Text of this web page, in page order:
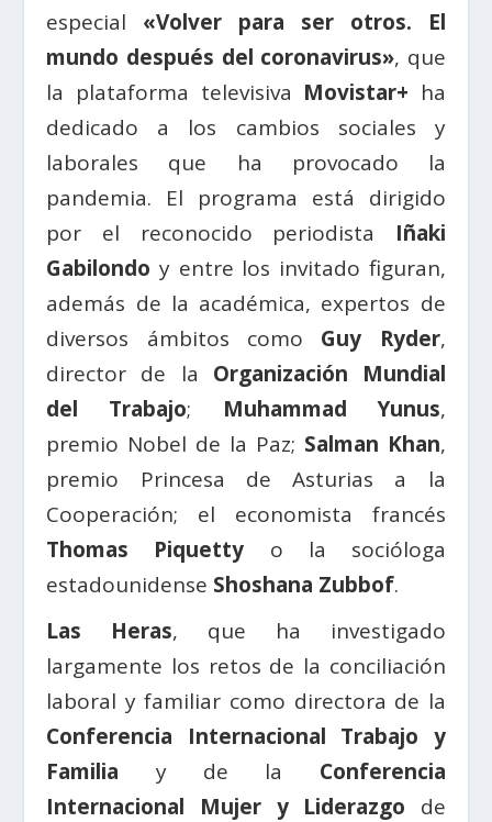
especial «Volver para ser otros. El
mundo después del coronavirus», que
la plataforma televisiva Movistar+ ha
dedicado a los cambios sociales y
laborales que ha provocado la
pandemia. El programa está dirigido
por el reconocido periodista Iñaki
Gabilondo y entre los invitado figuran,
además de la académica, expertos de
diversos ámbitos como Guy Ryder,
director de la Organización Mundial
del Trabajo; Muhammad Yunus,
premio Nobel de la Paz; Salman Khan,
premio Princesa de Asturias a la
Cooperación; el economista francés
Thomas Piquetty o la socióloga
estadounidense Shoshana Zubbof.
Las Heras, que ha investigado
largamente los retos de la conciliación
laboral y familiar como directora de la
Conferencia Internacional Trabajo y
Familia y de la Conferencia
Internacional Mujer y Liderazgo de